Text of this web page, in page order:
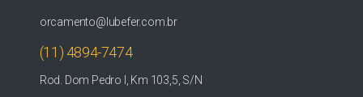
orcamento@lubefer.com.br
(11) 4894-7474
Rod. Dom Pedro I, Km 103,5, S/N